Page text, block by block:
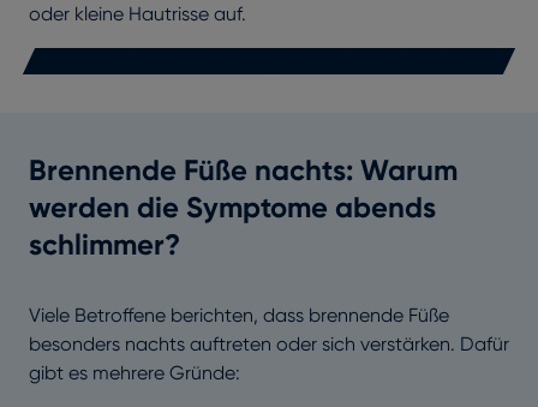
oder kleine Hautrisse auf.
Mehr dazu erfahren Sie auf unserer Seite zum Thema
Brennende Füße nachts: Warum
werden die Symptome abends
schlimmer?
Viele Betroffene berichten, dass brennende Füße
besonders nachts auftreten oder sich verstärken. Dafür
gibt es mehrere Gründe: